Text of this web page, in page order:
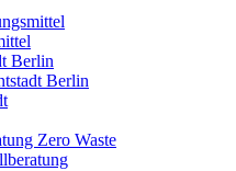
Berlin
Berlin
Zero Waste